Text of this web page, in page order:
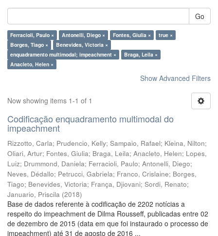
Go
Ferracioli, Paulo × Antonelli, Diego × Fontes, Giulia ×
true ×
Borges, Tiago ×
Benevides, Victoria ×
enquadramento multimodal; impeachment ×
Braga, Leila ×
Anacleto, Helen ×
Show Advanced Filters
Now showing items 1-1 of 1
Codificação enquadramento multimodal do
impeachment
Rizzotto, Carla; Prudencio, Kelly; Sampaio, Rafael; Kleina, Nilton;
Oliari, Artur; Fontes, Giulia; Braga, Leila; Anacleto, Helen; Lopes,
Luiz; Drummond, Daniela; Ferracioli, Paulo; Antonelli, Diego;
Neves, Dédallo; Petrucci, Gabriela; Franco, Crislaine; Borges,
Tiago; Benevides, Victoria; França, Djiovani; Sordi, Renato;
Januario, Priscila (2018)
Base de dados referente à codificação de 2202 notícias a
respeito do impeachment de Dilma Rousseff, publicadas entre 02
de dezembro de 2015 (data em que foi instaurado o processo de
impeachment) até 31 de agosto de 2016 ...